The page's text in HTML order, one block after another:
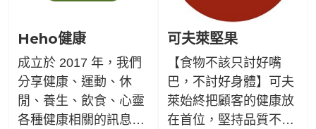
Heho健康
成立於 2017 年，我們
分享健康、運動、休
閒、養生、飲食、心靈
各種健康相關的訊息。
可夫萊堅果
【食物不該只討好嘴
巴，不討好身體】可夫
萊始終把顧客的健康放
在首位，堅持品質不好